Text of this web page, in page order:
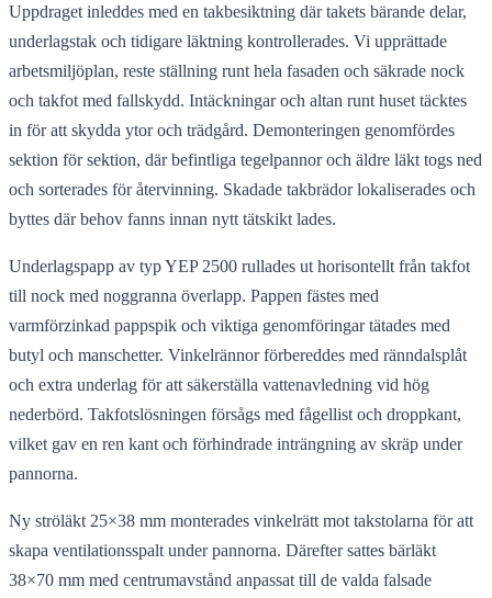
Uppdraget inleddes med en takbesiktning där takets bärande delar,
underlagstak och tidigare läktning kontrollerades. Vi upprättade
arbetsmiljöplan, reste ställning runt hela fasaden och säkrade nock
och takfot med fallskydd. Intäckningar och altan runt huset täcktes
in för att skydda ytor och trädgård. Demonteringen genomfördes
sektion för sektion, där befintliga tegelpannor och äldre läkt togs ned
och sorterades för återvinning. Skadade takbrädor lokaliserades och
byttes där behov fanns innan nytt tätskikt lades.
Underlagspapp av typ YEP 2500 rullades ut horisontellt från takfot
till nock med noggranna överlapp. Pappen fästes med
varmförzinkad pappspik och viktiga genomföringar tätades med
butyl och manschetter. Vinkelrännor förbereddes med ränndalsplåt
och extra underlag för att säkerställa vattenavledning vid hög
nederbörd. Takfotslösningen försågs med fågellist och droppkant,
vilket gav en ren kant och förhindrade inträngning av skräp under
pannorna.
Ny ströläkt 25×38 mm monterades vinkelrätt mot takstolarna för att
skapa ventilationsspalt under pannorna. Därefter sattes bärläkt
38×70 mm med centrumavstånd anpassat till de valda falsade